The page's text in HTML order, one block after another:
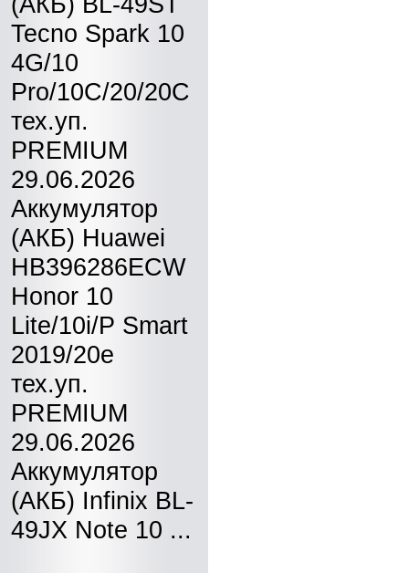
Tecno Spark 10
4G/10
Pro/10C/20/20C
тех.уп.
PREMIUM
29.06.2026
Аккумулятор
(АКБ) Huawei
HB396286ECW
Honor 10
Lite/10i/P Smart
2019/20e
тех.уп.
PREMIUM
29.06.2026
Аккумулятор
(АКБ) Infinix BL-
49JX Note 10 ...